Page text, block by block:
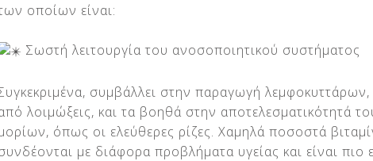
οποίων είναι:
Σωστή λειτουργία του ανοσοποιητικού συστήματος
συμβάλλει στην παραγωγή
λοιμώξεις, και τα βοηθά στην αποτελεσματικότητά
όπως οι ελεύθερες ρίζες. Χαμηλά ποσοστά
με διάφορα προβλήματα υγείας και είναι πιο